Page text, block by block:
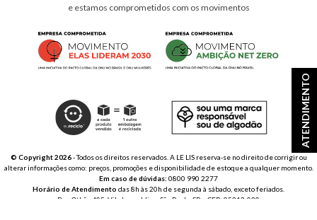
ATENDIMENTO
e estamos comprometidos com os movimentos
© Copyright 2026- Todos os direitos reservados. A LE LIS reserva-se no direito de corrigir ou
alterar informações como: preços, promoções e disponibilidade de estoque a qualquer momento.
Em caso de dúvidas: 0800 990 2277
Horário de Atendimento das 8h às 20h de segunda à sábado, exceto feriados.
Rua Othão 405, Vila Leopoldina, São Paulo, SP – CEP: 05313-020